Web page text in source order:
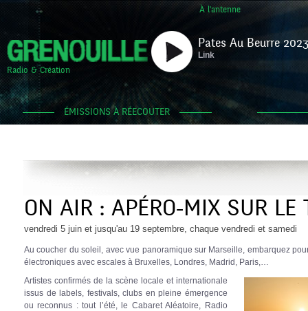
À l'antenne
Radio & Création
Pates Au Beurre
Link
ÉMISSIONS À RÉECOUTER
ON AIR : APÉRO-MIX SUR LE
vendredi 5 juin et jusqu'au 19 septembre, chaque vendredi et samedi
Au coucher du soleil, avec vue panoramique sur Marseille, embarquez
électroniques avec escales à Bruxelles, Londres, Madrid, Paris,…
Artistes confirmés de la scène locale et internationale
issus de labels, festivals, clubs en pleine émergence
ou reconnus : tout l’été, le Cabaret Aléatoire, Radio